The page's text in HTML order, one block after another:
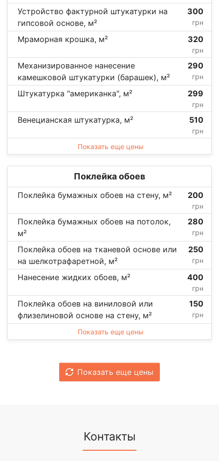
Устройство фактурной штукатурки на
гипсовой основе, м²
300
грн
Мраморная крошка, м² 320
грн
Механизированное нанесение
камешковой штукатурки (барашек), м²
290
грн
Штукатурка "американка", м² 299
грн
Венецианская штукатурка, м² 510
грн
Показать еще цены
Поклейка обоев
Поклейка бумажных обоев на стену, м² 200
грн
Поклейка бумажных обоев на потолок,
м²
280
грн
Поклейка обоев на тканевой основе или
на шелкотрафаретной, м²
250
грн
Нанесение жидких обоев, м² 400
грн
Поклейка обоев на виниловой или
флизелиновой основе на стену, м²
150
грн
Показать еще цены
Показать еще цены
Контакты